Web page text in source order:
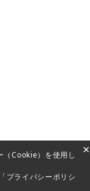
注文サイト
×
（Cookie）を使用し
「プライバシーポリシ